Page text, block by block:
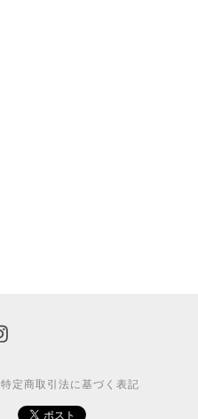
特定商取引法に基づく表記